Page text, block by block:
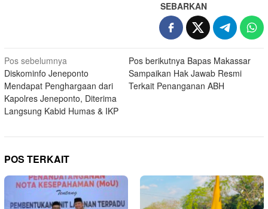
SEBARKAN
Navigasi
pos
Pos sebelumnya
Diskominfo Jeneponto
Mendapat Penghargaan dari
Kapolres Jeneponto, Diterima
Langsung Kabid Humas & IKP
Pos berikutnya Bapas Makassar
Sampaikan Hak Jawab Resmi
Terkait Penanganan ABH
POS TERKAIT